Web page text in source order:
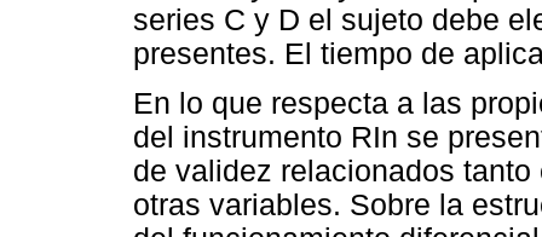
series C y D el sujeto debe
presentes. El tiempo de
En lo que respecta a las
del instrumento RIn se
de validez relacionados
otras variables. Sobre la